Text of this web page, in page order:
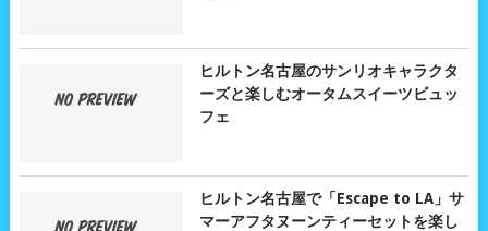
ヒルトン名古屋のサンリオキャラクタ
ーズと楽しむオータムスイーツビュッ
フェ
ヒルトン名古屋で「Escape to LA」サ
マーアフタヌーンティーセットを楽し